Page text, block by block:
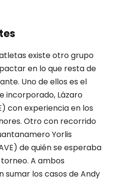
existe otro grupo
en lo que resta de
Uno de ellos es el
incorporado, Lázaro
con experiencia en los
Otro con recorrido
Yorlis
de quién se esperaba
A ambos
sumar los casos de Andy